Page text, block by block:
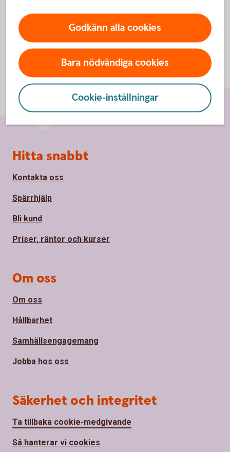
Godkänn alla cookies
Bara nödvändiga cookies
Cookie-inställningar
Sidfot
Hitta snabbt
Kontakta oss
Spärrhjälp
Bli kund
Priser, räntor och kurser
Om oss
Om oss
Hållbarhet
Samhällsengagemang
Jobba hos oss
Säkerhet och integritet
Ta tillbaka cookie-medgivande
Så hanterar vi cookies